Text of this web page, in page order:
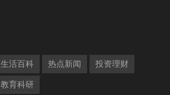
生活百科 热点新闻 投资理财
教育科研